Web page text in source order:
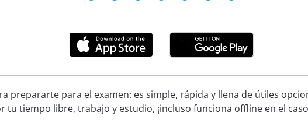
prepararte para el examen: es simple, rápida y llena de útiles
tiempo libre, trabajo y estudio, ¡incluso funciona offline en el